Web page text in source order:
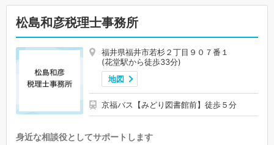
松島和彦税理士事務所
福井県福井市若杉２丁目９０７番１
(花堂駅から徒歩33分)
地図
京福バス【みどり図書館前】徒歩５分
身近な相談役としてサポートします